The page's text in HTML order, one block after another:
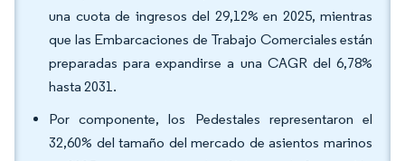
una cuota de ingresos del 29,12% en 2025, mientras
que las Embarcaciones de Trabajo Comerciales están
preparadas para expandirse a una CAGR del 6,78%
hasta 2031.
Por componente, los Pedestales representaron el
32,60% del tamaño del mercado de asientos marinos